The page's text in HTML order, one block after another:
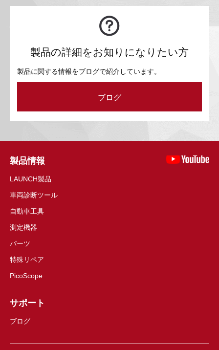
製品の詳細をお知りになりたい方
製品に関する情報をブログで紹介しています。
ブログ
製品情報
LAUNCH製品
車両診断ツール
自動車工具
測定機器
パーツ
特殊リペア
PicoScope
サポート
ブログ